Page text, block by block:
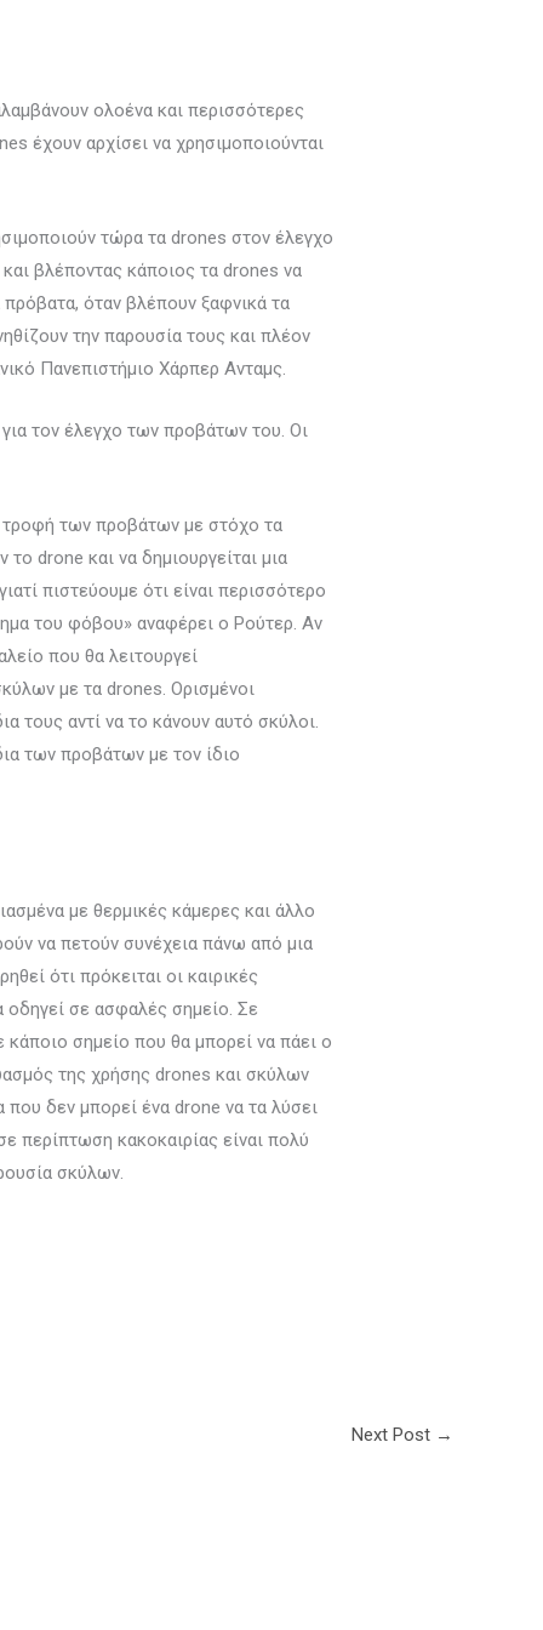
ολοένα και περισσότερες
έχουν αρχίσει να χρησιμοποιούνται
τώρα τα drones στον έλεγχο
βλέποντας κάποιος τα drones να
όταν βλέπουν ξαφνικά τα
την παρουσία τους και πλέον
Πανεπιστήμιο Χάρπερ Ανταμς.
τον έλεγχο των προβάτων του. Οι
τροφή των προβάτων με στόχο τα
drone και να δημιουργείται μια
πιστεύουμε ότι είναι περισσότερο
του φόβου» αναφέρει ο Ρούτερ. Αν
που θα λειτουργεί
με τα drones. Ορισμένοι
τους αντί να το κάνουν αυτό σκύλοι.
των προβάτων με τον ίδιο
με θερμικές κάμερες και άλλο
να πετούν συνέχεια πάνω από μια
ότι πρόκειται οι καιρικές
οδηγεί σε ασφαλές σημείο. Σε
σημείο που θα μπορεί να πάει ο
της χρήσης drones και σκύλων
δεν μπορεί ένα drone να τα λύσει
περίπτωση κακοκαιρίας είναι πολύ
σκύλων.
Next Post →